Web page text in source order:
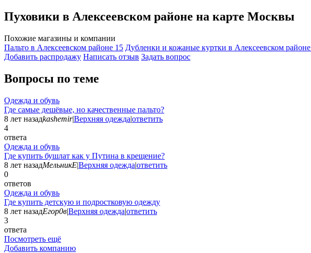
Пуховики в Алексеевском районе на карте Москвы
Похожие магазины и компании
Пальто в Алексеевском районе 15 Дубленки и кожаные куртки в Алексеевском районе
Добавить раcпродажу Написать отзыв Задать вопрос
Вопросы по теме
Одежда и обувь
Где самые дешёвые, но качественные пальто?
8 лет назадkashemir|Верхняя одежда|ответить
4
ответа
Одежда и обувь
Где купить бушлат как у Путина в крещение?
8 лет назадМельникЕ|Верхняя одежда|ответить
0
ответов
Одежда и обувь
Где купить детскую и подростковую одежду
8 лет назадЕгор0в|Верхняя одежда|ответить
3
ответа
Посмотреть ещё
Добавить компанию